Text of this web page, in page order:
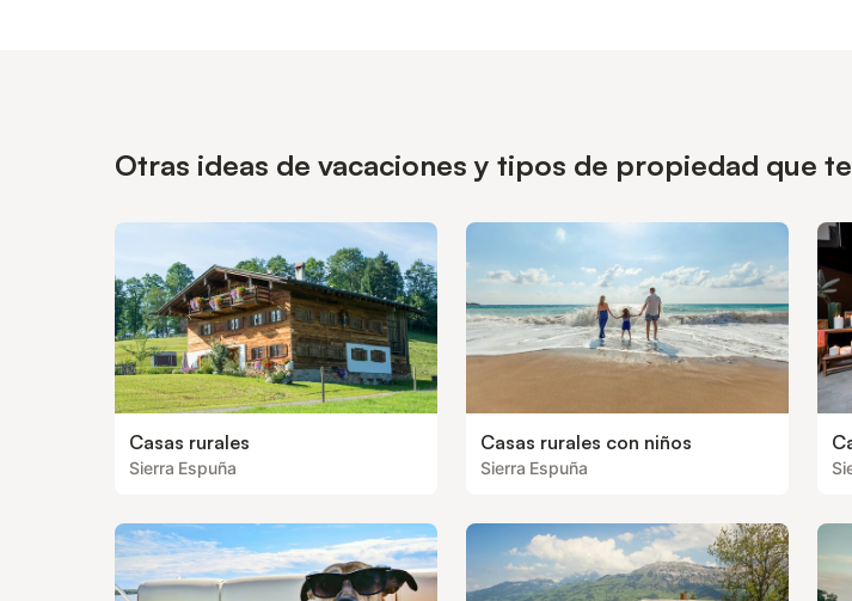
Otras ideas de vacaciones y tipos de propiedad que
Casas rurales
Sierra Espuña
Casas rurales con niños
Sierra Espuña